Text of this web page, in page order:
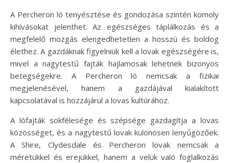
A Percheron ló tenyésztése és gondozása szintén komoly
kihívásokat jelenthet. Az egészséges táplálkozás és a
megfelelő mozgás elengedhetetlen a hosszú és boldog
élethez. A gazdáknak figyelniük kell a lovak egészségére is,
mivel a nagytestű fajták hajlamosak lehetnek bizonyos
betegségekre. A Percheron ló nemcsak a fizikai
megjelenésével, hanem a gazdájával kialakított
kapcsolatával is hozzájárul a lovas kultúrához.
A lófajták sokfélesége és szépsége gazdagítja a lovas
közösséget, és a nagytestű lovak különösen lenyűgözőek.
A Shire, Clydesdale és Percheron lovak nemcsak a
méretükkel és erejükkel, hanem a velük való foglalkozás